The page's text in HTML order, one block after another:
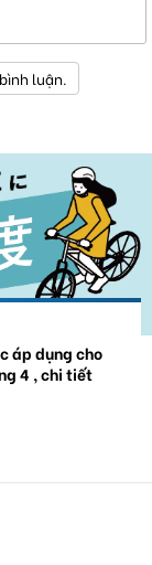
luận.
áp dụng cho
4 , chi tiết